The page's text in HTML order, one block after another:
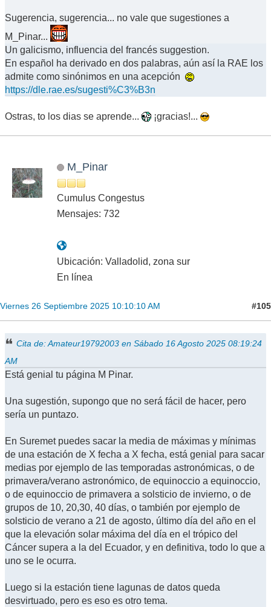
Sugerencia, sugerencia... no vale que sugestiones a
M_Pinar...
Un galicismo, influencia del francés suggestion.
En español ha derivado en dos palabras, aún así la RAE los
admite como sinónimos en una acepción
https://dle.rae.es/sugesti%C3%B3n
Ostras, to los dias se aprende... ¡gracias!...
M_Pinar
Cumulus Congestus
Mensajes: 732
Ubicación: Valladolid, zona sur
En línea
Viernes 26 Septiembre 2025 10:10:10 AM #105
Cita de: Amateur19792003 en Sábado 16 Agosto 2025 08:19:24
AM
Está genial tu página M Pinar.
Una sugestión, supongo que no será fácil de hacer, pero
sería un puntazo.
En Suremet puedes sacar la media de máximas y mínimas
de una estación de X fecha a X fecha, está genial para sacar
medias por ejemplo de las temporadas astronómicas, o de
primavera/verano astronómico, de equinoccio a equinoccio,
o de equinoccio de primavera a solsticio de invierno, o de
grupos de 10, 20,30, 40 días, o también por ejemplo de
solsticio de verano a 21 de agosto, último día del año en el
que la elevación solar máxima del día en el trópico del
Cáncer supera a la del Ecuador, y en definitiva, todo lo que a
uno se le ocurra.
Luego si la estación tiene lagunas de datos queda
desvirtuado, pero es eso es otro tema.